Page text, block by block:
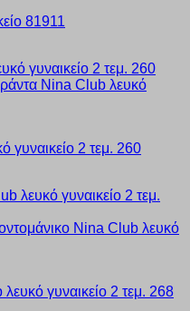
81911
γυναικείο 2 τεμ. 260
γυναικείο 2 τεμ. 268